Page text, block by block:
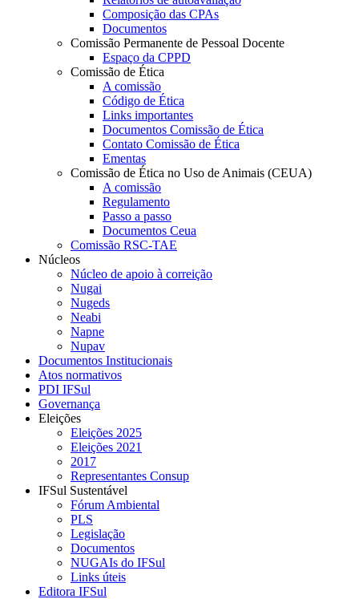
Composição das CPAs
Documentos
Comissão Permanente de Pessoal Docente
Espaço da CPPD
Comissão de Ética
A comissão
Código de Ética
Links importantes
Documentos Comissão de Ética
Contato Comissão de Ética
Ementas
Comissão de Ética no Uso de Animais (CEUA)
A comissão
Regulamento
Passo a passo
Documentos Ceua
Comissão RSC-TAE
Núcleos
Núcleo de apoio à correição
Nugai
Nugeds
Neabi
Napne
Nupav
Documentos Institucionais
Atos normativos
PDI IFSul
Governança
Eleições
Eleições 2025
Eleições 2021
2017
Representantes Consup
IFSul Sustentável
Fórum Ambiental
PLS
Legislação
Documentos
NUGAIs do IFSul
Links úteis
Editora IFSul